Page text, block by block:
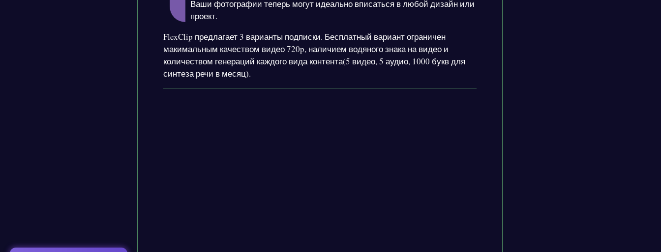
Ваши фотографии теперь могут идеально вписаться в любой дизайн или
проект.
FlexClip предлагает 3 варианты подписки. Бесплатный вариант ограничен
макимальным качеством видео 720p, наличием водяного знака на видео и
количеством генераций каждого вида контента(5 видео, 5 аудио, 1000 букв для
синтеза речи в месяц).